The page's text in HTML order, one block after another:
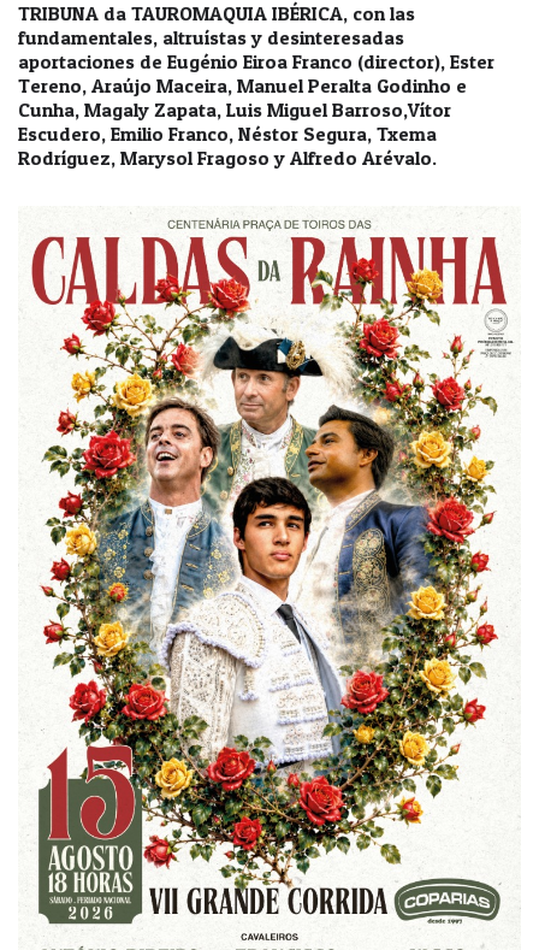
TRIBUNA da TAUROMAQUIA IBÉRICA, con las
fundamentales, altruístas y desinteresadas
aportaciones de Eugénio Eiroa Franco (director), Ester
Tereno, Araújo Maceira, Manuel Peralta Godinho e
Cunha, Magaly Zapata, Luis Miguel Barroso,Vítor
Escudero, Emilio Franco, Néstor Segura, Txema
Rodríguez, Marysol Fragoso y Alfredo Arévalo.